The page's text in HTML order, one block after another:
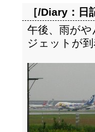
［/Diary： 日
午後、雨が
ジェットが